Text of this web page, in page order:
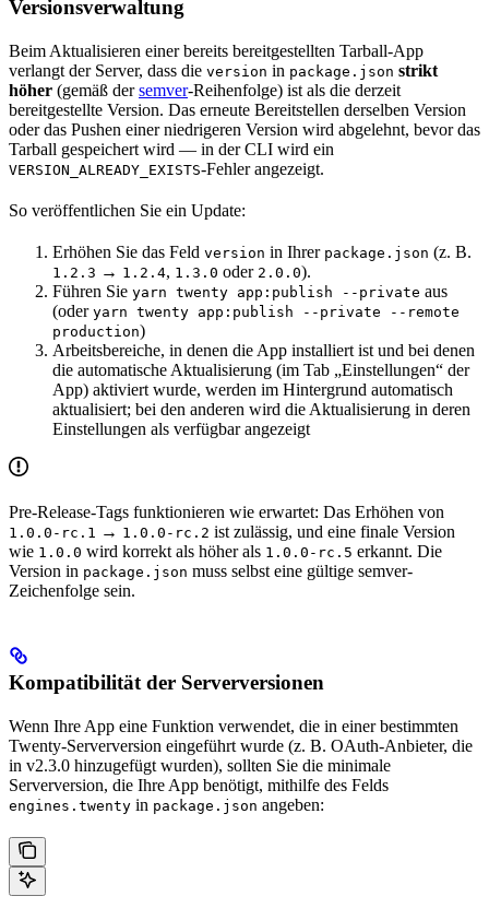
Versionsverwaltung
Beim Aktualisieren einer bereits bereitgestellten Tarball-App
verlangt der Server, dass die version in package.json strikt
höher (gemäß dersemver-Reihenfolge) ist als die derzeit
bereitgestellte Version. Das erneute Bereitstellen derselben Version
oder das Pushen einer niedrigeren Version wird abgelehnt, bevor das
Tarball gespeichert wird — in der CLI wird ein
VERSION_ALREADY_EXISTS-Fehler angezeigt.
So veröffentlichen Sie ein Update:
Erhöhen Sie das Feld version in Ihrer package.json (z. B.
1.2.3 → 1.2.4, 1.3.0 oder 2.0.0).
Führen Sie yarn twenty app:publish --private aus
(oder yarn twenty app:publish --private --remote
production)
Arbeitsbereiche, in denen die App installiert ist und bei denen
die automatische Aktualisierung (im Tab „Einstellungen“ der
App) aktiviert wurde, werden im Hintergrund automatisch
aktualisiert; bei den anderen wird die Aktualisierung in deren
Einstellungen als verfügbar angezeigt
Pre-Release-Tags funktionieren wie erwartet: Das Erhöhen von
1.0.0-rc.1 → 1.0.0-rc.2 ist zulässig, und eine finale Version
wie 1.0.0 wird korrekt als höher als 1.0.0-rc.5 erkannt. Die
Version in package.json muss selbst eine gültige semver-
Zeichenfolge sein.
Kompatibilität der Serverversionen
Wenn Ihre App eine Funktion verwendet, die in einer bestimmten
Twenty-Serverversion eingeführt wurde (z. B. OAuth-Anbieter, die
in v2.3.0 hinzugefügt wurden), sollten Sie die minimale
Serverversion, die Ihre App benötigt, mithilfe des Felds
engines.twenty in package.json angeben: